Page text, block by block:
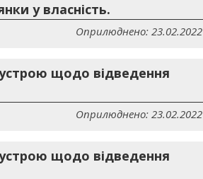
у власність.
Оприлюднено: 23.02.2022
щодо відведення
Оприлюднено: 23.02.2022
щодо відведення